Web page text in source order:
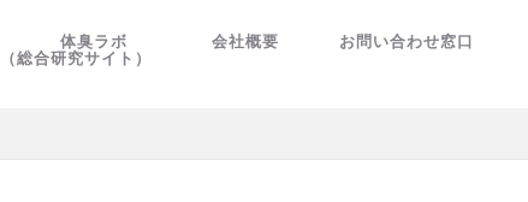
体臭ラボ
（総合研究サイト）
会社概要 お問い合わせ窓口